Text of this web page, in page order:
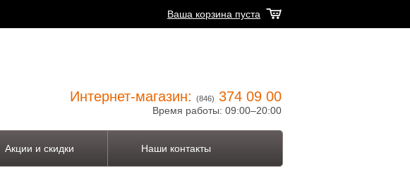
Ваша корзина пуста
Интернет-магазин: (846) 374 09 00
Время работы: 09:00–20:00
Акции и скидки Наши контакты